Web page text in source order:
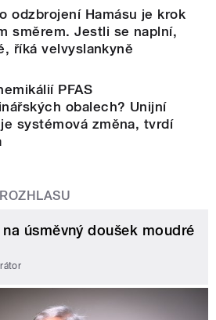
odzbrojení Hamásu je krok
směrem. Jestli se naplní,
říká velvyslankyně
PFAS
obalech? Unijní
systémová změna, tvrdí
úsměvný doušek moudré